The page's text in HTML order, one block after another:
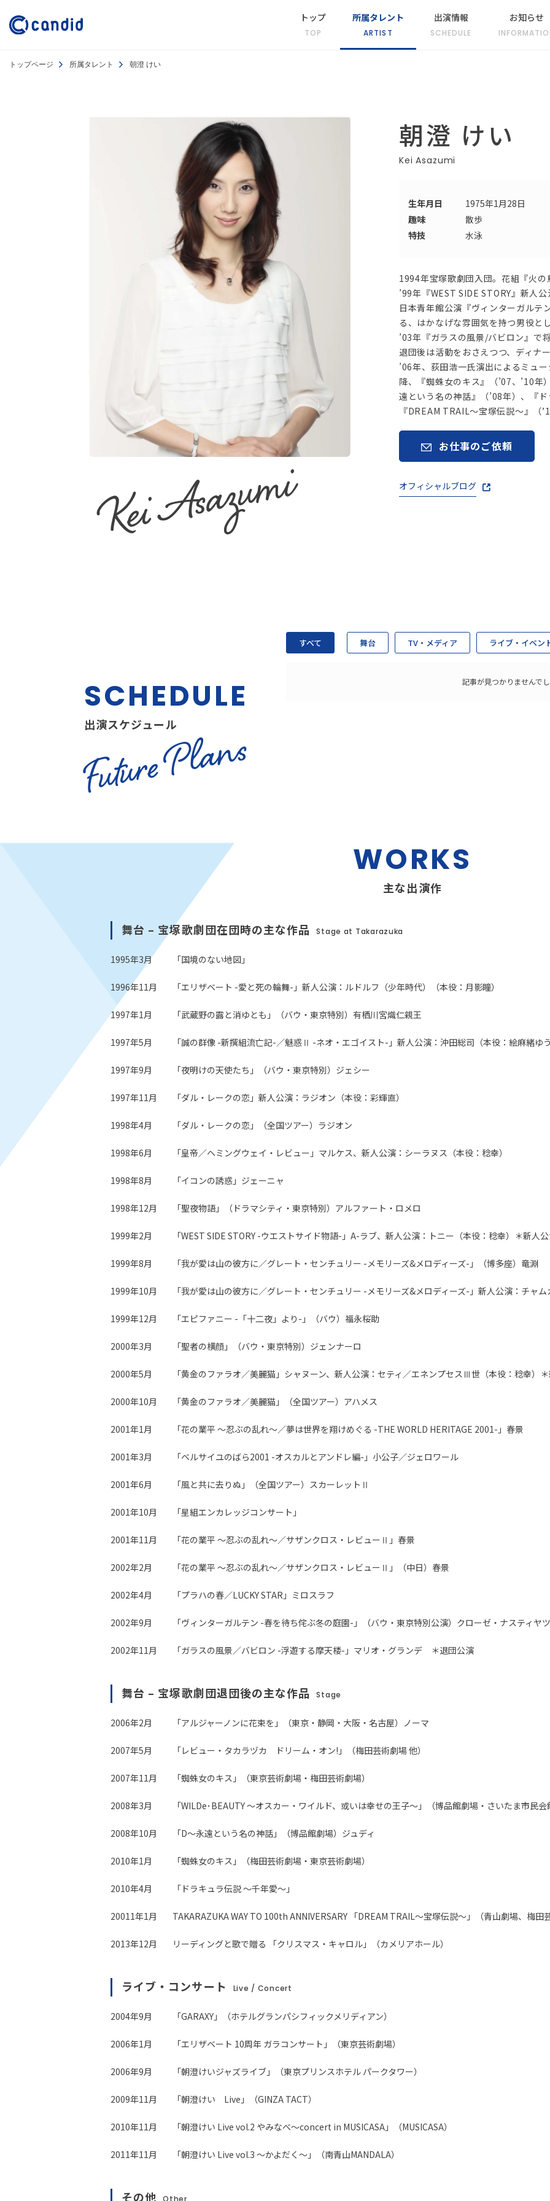
トップ
TOP
所属タレント
ARTIST
出演情報
SCHEDULE
お知らせ
トップページ 所属タレント 朝澄 けい
Kei Asazumi
朝澄 けい
Kei Asazumi
生年月日
1975年1月28日
趣味
散歩
特技
水泳
1994年宝塚歌劇団入団。花組『火
’99年『WEST SIDE STORY』新人
日本青年館公演『ヴィンターガルテ
る、はかなげな雰囲気を持つ男役と
’03年『ガラスの風景/バビロン』で
退団後は活動をおさえつつ、ディナ
’06年、荻田浩一氏演出によるミュ
降、『蜘蛛女のキス』（’07、’10
遠という名の神話』（’08年）、『
『DREAM TRAIL～宝塚伝説～』（
お仕事のご依頼
オフィシャルブログ
SCHEDULE
出演スケジュール
Future Plans
すべて 舞台 TV・メディア ライブ・イベン
記事が見つかりませんで
WORKS
主な出演作
舞台 – 宝塚歌劇団在団時の主な作品 Stage at Takarazuka
1995年3月 「国境のない地図」
1996年11月 「エリザベート -愛と死の輪舞-」新人公演：ルドルフ（少年時代）（本役：月影瞳）
1997年1月 「武蔵野の露と消ゆとも」（バウ・東京特別）有栖川宮熾仁親王
1997年5月 「誠の群像 -新撰組流亡記-／魅惑Ⅱ -ネオ・エゴイスト-」新人公演：沖田総司（本役：絵麻緒ゆ
1997年9月 「夜明けの天使たち」（バウ・東京特別）ジェシー
1997年11月 「ダル・レークの恋」新人公演：ラジオン（本役：彩輝直）
1998年4月 「ダル・レークの恋」（全国ツアー）ラジオン
1998年6月 「皇帝／ヘミングウェイ・レビュー」マルケス、新人公演：シーラヌス（本役：稔幸）
1998年8月 「イコンの誘惑」ジェーニャ
1998年12月 「聖夜物語」（ドラマシティ・東京特別）アルファート・ロメロ
1999年2月 「WEST SIDE STORY -ウエストサイド物語-」A-ラブ、新人公演：トニー（本役：稔幸）＊新人
1999年8月 「我が愛は山の彼方に／グレート・センチュリー -メモリーズ&メロディーズ-」（博多座）竜淵
1999年10月 「我が愛は山の彼方に／グレート・センチュリー -メモリーズ&メロディーズ-」新人公演：チャ
1999年12月 「エピファニー -「十二夜」より-」（バウ）福永桜助
2000年3月 「聖者の横顔」（バウ・東京特別）ジェンナーロ
2000年5月 「黄金のファラオ／美麗猫」シャヌーン、新人公演：セティ／エネンプセスⅢ世（本役：稔幸）
2000年10月 「黄金のファラオ／美麗猫」（全国ツアー）アハメス
2001年1月 「花の業平 ～忍ぶの乱れ～／夢は世界を翔けめぐる -THE WORLD HERITAGE 2001-」春景
2001年3月 「ベルサイユのばら2001 -オスカルとアンドレ編-」小公子／ジェロワール
2001年6月 「風と共に去りぬ」（全国ツアー）スカーレットⅡ
2001年10月 「星組エンカレッジコンサート」
2001年11月 「花の業平 ～忍ぶの乱れ～／サザンクロス・レビューⅡ」春景
2002年2月 「花の業平 ～忍ぶの乱れ～／サザンクロス・レビューⅡ」（中日）春景
2002年4月 「プラハの春／LUCKY STAR」ミロスラフ
2002年9月 「ヴィンターガルテン -春を待ち侘ぶ冬の庭園-」（バウ・東京特別公演）クローゼ・ナスティヤ
2002年11月 「ガラスの風景／バビロン -浮遊する摩天楼-」マリオ・グランデ ＊退団公演
舞台 – 宝塚歌劇団退団後の主な作品 Stage
2006年2月 「アルジャーノンに花束を」（東京・静岡・大阪・名古屋）ノーマ
2007年5月 「レビュー・タカラヅカ ドリーム・オン!」（梅田芸術劇場 他）
2007年11月 「蜘蛛女のキス」（東京芸術劇場・梅田芸術劇場）
2008年3月 「WILDe･BEAUTY ～オスカー・ワイルド、或いは幸せの王子～」（博品館劇場・さいたま市民
2008年10月 「D～永遠という名の神話」（博品館劇場）ジュディ
2010年1月 「蜘蛛女のキス」（梅田芸術劇場・東京芸術劇場）
2010年4月 「ドラキュラ伝説 ～千年愛～」
20011年1月 TAKARAZUKA WAY TO 100th ANNIVERSARY 「DREAM TRAIL～宝塚伝説～」（青山劇場、梅田
2013年12月 リーディングと歌で贈る 「クリスマス・キャロル」（カメリアホール）
ライブ・コンサート Live / Concert
2004年9月 「GARAXY」（ホテルグランパシフィックメリディアン）
2006年1月 「エリザベート 10周年 ガラコンサート」（東京芸術劇場）
2006年9月 「朝澄けいジャズライブ」（東京プリンスホテル パークタワー）
2009年11月 「朝澄けい Live」（GINZA TACT）
2010年11月 「朝澄けい Live vol.2 やみなべ～concert in MUSICASA」（MUSICASA）
2011年11月 「朝澄けい Live vol.3 ～かよだく～」（南青山MANDALA）
その他 Other